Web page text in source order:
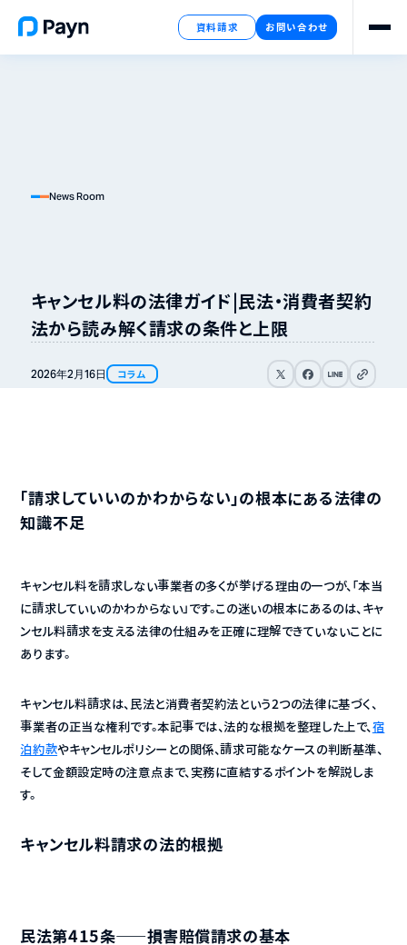
資料請求 お問い合わせ
News Room
キャンセル料の法律ガイド｜民法・消費者契約
法から読み解く請求の条件と上限
2026年2月16日 コラム リンクをコピ
「請求していいのかわからない」の根本にある法律の
知識不足
キャンセル料を請求しない事業者の多くが挙げる理由の一つが、「本当
に請求していいのかわからない」です。この迷いの根本にあるのは、キャ
ンセル料請求を支える法律の仕組みを正確に理解できていないことに
あります。
キャンセル料請求は、民法と消費者契約法という2つの法律に基づく、
事業者の正当な権利です。本記事では、法的な根拠を整理した上で、 宿
泊約款やキャンセルポリシーとの関係、請求可能なケースの判断基準、
そして金額設定時の注意点まで、実務に直結するポイントを解説しま
す。
キャンセル料請求の法的根拠
民法第415条——損害賠償請求の基本